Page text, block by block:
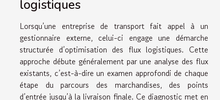
logistiques
Lorsqu’une entreprise de transport fait appel à un
gestionnaire externe, celui-ci engage une démarche
structurée d’optimisation des flux logistiques. Cette
approche débute généralement par une analyse des flux
existants, c’est-à-dire un examen approfondi de chaque
étape du parcours des marchandises, des points
d’entrée jusqu’à la livraison finale. Ce diagnostic met en